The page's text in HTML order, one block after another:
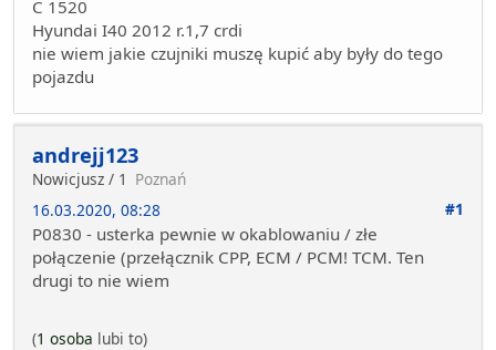
C 1520
Hyundai I40 2012 r.1,7 crdi
nie wiem jakie czujniki muszę kupić aby były do tego
pojazdu
andrejj123
Nowicjusz / 1 Poznań
16.03.2020, 08:28
#1
P0830 - usterka pewnie w okablowaniu / złe
połączenie (przełącznik CPP, ECM / PCM! TCM. Ten
drugi to nie wiem
(1 osoba lubi to)